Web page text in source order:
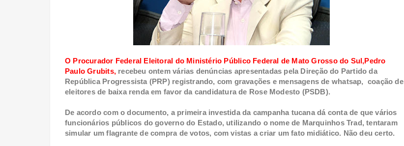
O Procurador Federal Eleitoral do Ministério Público Federal de Mato Grosso do Sul,Pedro
Paulo Grubits,recebeu ontem várias denúncias apresentadas pela Direção do Partido da
República Progressista (PRP) registrando, com gravações e mensagens de whatsap, coação de
eleitores de baixa renda em favor da candidatura de Rose Modesto (PSDB).
De acordo com o documento, a primeira investida da campanha tucana dá conta de que vários
funcionários públicos do governo do Estado, utilizando o nome de Marquinhos Trad, tentaram
simular um flagrante de compra de votos, com vistas a criar um fato midiático. Não deu certo.